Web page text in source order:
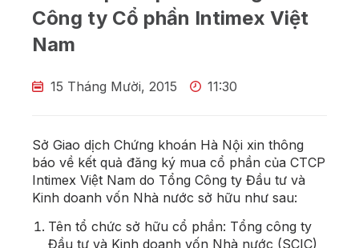
Công ty Cổ phần Intimex Việt
Nam
15 Tháng Mười, 2015 11:30
Sở Giao dịch Chứng khoán Hà Nội xin thông
báo về kết quả đăng ký mua cổ phần của CTCP
Intimex Việt Nam do Tổng Công ty Đầu tư và
Kinh doanh vốn Nhà nước sở hữu như sau:
Tên tổ chức sở hữu cổ phần: Tổng công ty
Đầu tư và Kinh doanh vốn Nhà nước (SCIC)